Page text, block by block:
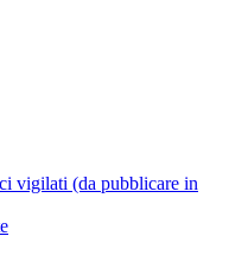
vigilati (da pubblicare in